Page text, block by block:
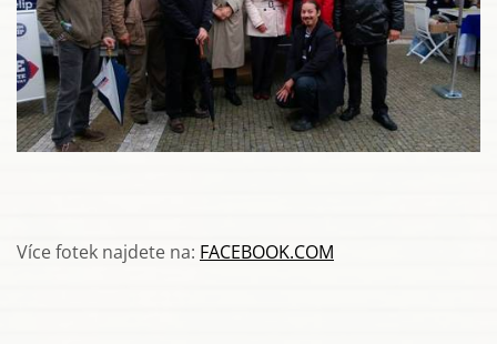
Více fotek najdete na: FACEBOOK.COM